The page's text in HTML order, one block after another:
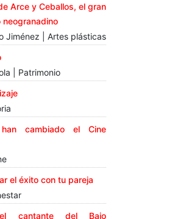
Arce y Ceballos, el gran
neogranadino
Jiménez | Artes plásticas
| Patrimonio
cambiado el Cine
el éxito con tu pareja
cantante del Bajo